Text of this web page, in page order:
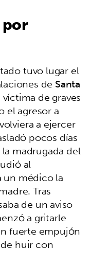
por
tuvo lugar el
de Santa
de graves
el agresor a
a ejercer
pocos días
madrugada del
al
médico la
Tras
de un aviso
a gritarle
fuerte empujón
huir con